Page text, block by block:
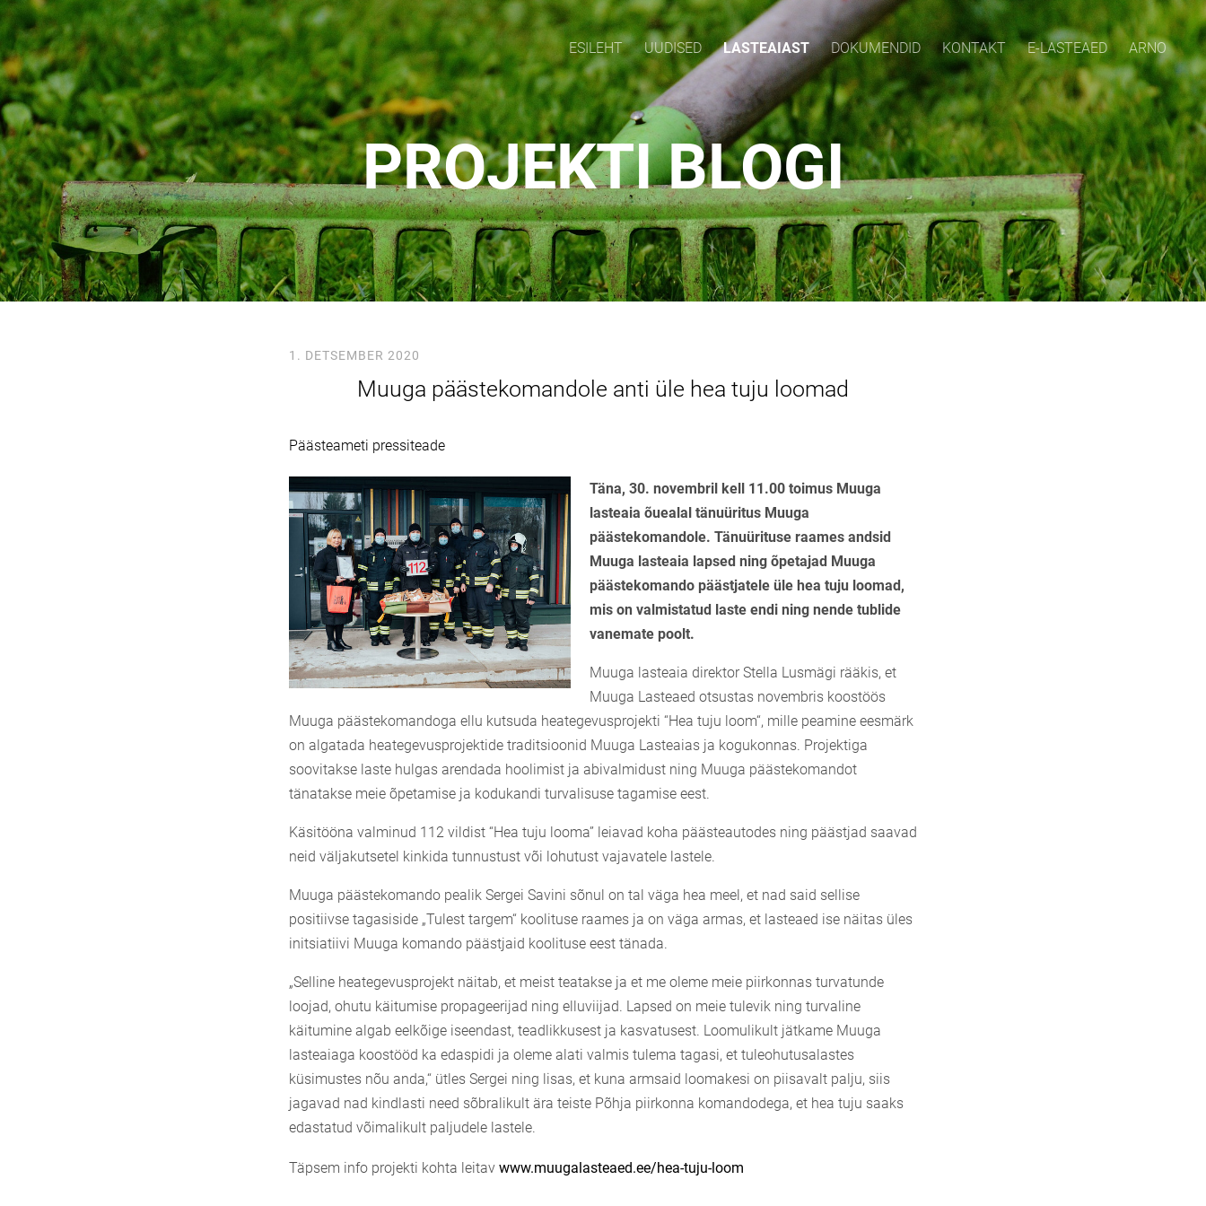
ESILEHT UUDISED LASTEAIAST DOKUMENDID KONTAKT E-LASTEAED ARNO
PROJEKTI BLOGI
1. DETSEMBER 2020
Muuga päästekomandole anti üle hea tuju loomad
Päästeameti pressiteade
Täna, 30. novembril kell 11.00 toimus Muuga
lasteaia õuealal tänuüritus Muuga
päästekomandole. Tänuürituse raames andsid
Muuga lasteaia lapsed ning õpetajad Muuga
päästekomando päästjatele üle hea tuju loomad,
mis on valmistatud laste endi ning nende tublide
vanemate poolt.
Muuga lasteaia direktor Stella Lusmägi rääkis, et
Muuga Lasteaed otsustas novembris koostöös
Muuga päästekomandoga ellu kutsuda heategevusprojekti “Hea tuju loom“, mille peamine eesmärk
on algatada heategevusprojektide traditsioonid Muuga Lasteaias ja kogukonnas. Projektiga
soovitakse laste hulgas arendada hoolimist ja abivalmidust ning Muuga päästekomandot
tänatakse meie õpetamise ja kodukandi turvalisuse tagamise eest.
Käsitööna valminud 112 vildist “Hea tuju looma” leiavad koha päästeautodes ning päästjad saavad
neid väljakutsetel kinkida tunnustust või lohutust vajavatele lastele.
Muuga päästekomando pealik Sergei Savini sõnul on tal väga hea meel, et nad said sellise
positiivse tagasiside „Tulest targem“ koolituse raames ja on väga armas, et lasteaed ise näitas üles
initsiatiivi Muuga komando päästjaid koolituse eest tänada.
„Selline heategevusprojekt näitab, et meist teatakse ja et me oleme meie piirkonnas turvatunde
loojad, ohutu käitumise propageerijad ning elluviijad. Lapsed on meie tulevik ning turvaline
käitumine algab eelkõige iseendast, teadlikkusest ja kasvatusest. Loomulikult jätkame Muuga
lasteaiaga koostööd ka edaspidi ja oleme alati valmis tulema tagasi, et tuleohutusalastes
küsimustes nõu anda,“ ütles Sergei ning lisas, et kuna armsaid loomakesi on piisavalt palju, siis
jagavad nad kindlasti need sõbralikult ära teiste Põhja piirkonna komandodega, et hea tuju saaks
edastatud võimalikult paljudele lastele.
Täpsem info projekti kohta leitav www.muugalasteaed.ee/hea-tuju-loom